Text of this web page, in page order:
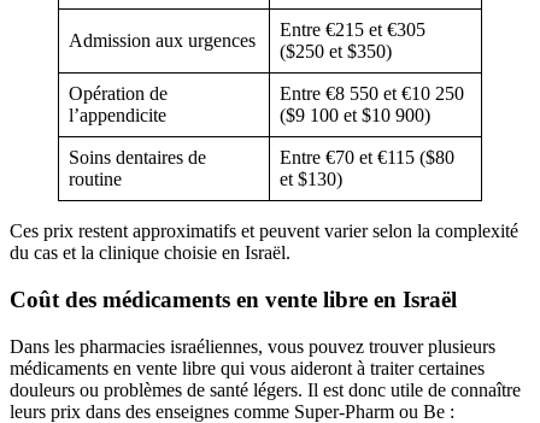
Admission aux urgences
Entre €215 et €305
($250 et $350)
Opération de
l’appendicite
Entre €8 550 et €10 250
($9 100 et $10 900)
Soins dentaires de
routine
Entre €70 et €115 ($80
et $130)
Ces prix restent approximatifs et peuvent varier selon la complexité
du cas et la clinique choisie en Israël.
Coût des médicaments en vente libre en Israël
Dans les pharmacies israéliennes, vous pouvez trouver plusieurs
médicaments en vente libre qui vous aideront à traiter certaines
douleurs ou problèmes de santé légers. Il est donc utile de connaître
leurs prix dans des enseignes comme Super-Pharm ou Be :